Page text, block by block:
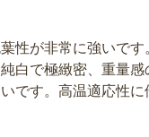
性が非常に強いで
白で極緻密、重量
です。高温適応性